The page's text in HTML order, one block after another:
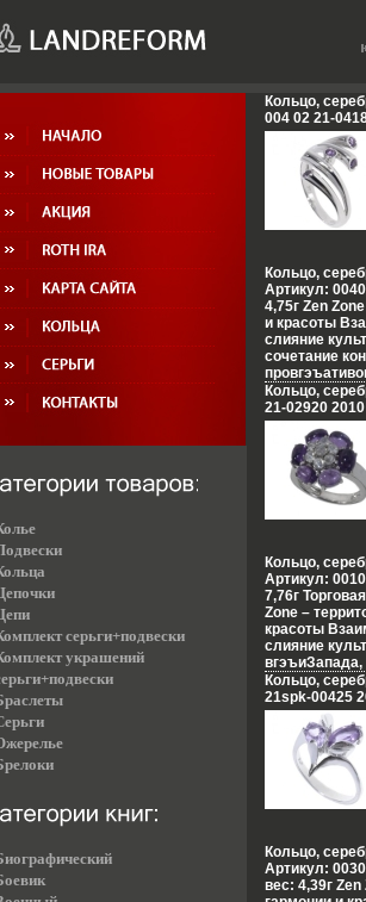
Кольцо,
004 02 21-
Кольцо,
Артикул:
4,75г Zen
и красоты
слияние
сочетание
Настроения
французских
роскошь
романтика
лазурных
моды и
Zen Zone
образ
привилегию
свой
приобретая
настроения и
успехе.
Кольцо,
21-02920
Кольцо,
Артикул:
7,76г
Zone –
красоты
слияние
вгэъиЗапада,
неонового
французских
роскошь
романтика
лазурных
моды и
создания
украшающих
Zone дарят
избранных –
Кольцо,
21spk-00425
Кольцо,
Артикул:
вес: 4,39г
серьги+подвески
украшений